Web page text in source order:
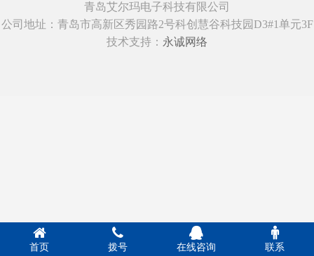
青岛艾尔玛电子科技有限公司
公司地址：青岛市高新区秀园路2号科创慧谷科技园D3#1单元3F
技术支持： 永诚网络
首页 拨号 在线咨询 联系